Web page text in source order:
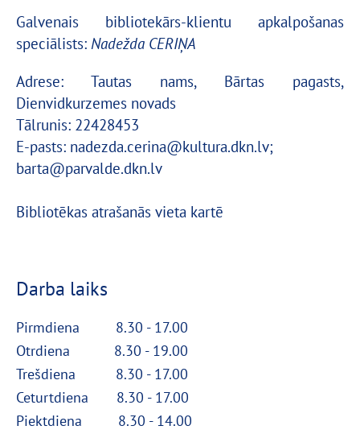
Galvenais bibliotekārs-klientu apkalpošanas
speciālists: Nadežda CERIŅA
Adrese: Tautas nams, Bārtas pagasts,
Dienvidkurzemes novads
Tālrunis: 22428453
E-pasts: nadezda.cerina@kultura.dkn.lv;
barta@parvalde.dkn.lv
Bibliotēkas atrašanās vieta kartē
Darba laiks
Pirmdiena 8.30 - 17.00
Otrdiena 8.30 - 19.00
Trešdiena 8.30 - 17.00
Ceturtdiena 8.30 - 17.00
Piektdiena 8.30 - 14.00